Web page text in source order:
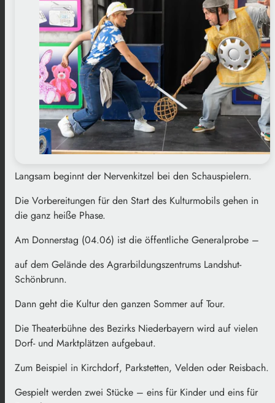
Langsam beginnt der Nervenkitzel bei den Schauspielern.
Die Vorbereitungen für den Start des Kulturmobils gehen in
die ganz heiße Phase.
Am Donnerstag (04.06) ist die öffentliche Generalprobe –
auf dem Gelände des Agrarbildungszentrums Landshut-
Schönbrunn.
Dann geht die Kultur den ganzen Sommer auf Tour.
Die Theaterbühne des Bezirks Niederbayern wird auf vielen
Dorf- und Marktplätzen aufgebaut.
Zum Beispiel in Kirchdorf, Parkstetten, Velden oder Reisbach.
Gespielt werden zwei Stücke – eins für Kinder und eins für